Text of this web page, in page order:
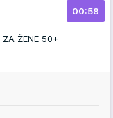
00:58
ZA ŽENE 50+